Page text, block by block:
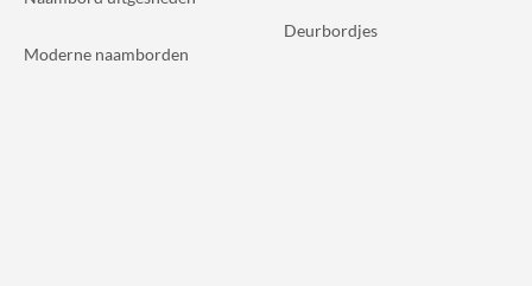
Moderne naamborden
Deurbordjes